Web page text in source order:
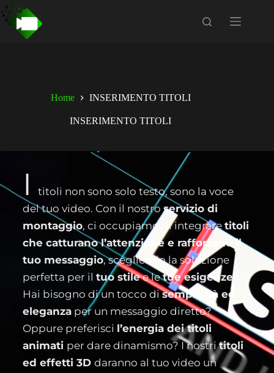
Home INSERIMENTO TITOLI
INSERIMENTO TITOLI
I
titoli non sono solo testo, sono la voce
del tuo video. Con il nostroservizio di
montaggio, ci occupiamo di integrare titoli
che catturano l’attenzione e rafforzano il
tuo messaggio, scegliendo la soluzione
perfetta per il tuo stilee letue esigenze.
Hai bisogno di un tocco disemplicità ed
eleganzaper un messaggio diretto?
Oppure preferisci l’energia dei titoli
animati per dare dinamismo? I nostrititoli
ed effetti 3D daranno al tuo video un